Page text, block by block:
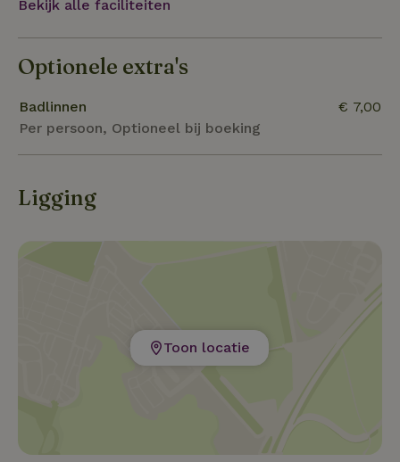
Bekijk alle faciliteiten
Optionele extra's
Badlinnen
Per persoon, Optioneel bij boeking
€ 7,00
Ligging
Toon locatie